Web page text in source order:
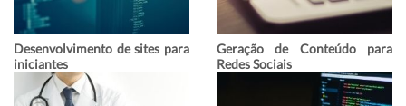
Desenvolvimento de sites para
iniciantes
Geração de Conteúdo para
Redes Sociais